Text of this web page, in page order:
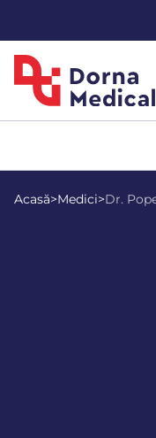
Acasă>Medici>Dr.